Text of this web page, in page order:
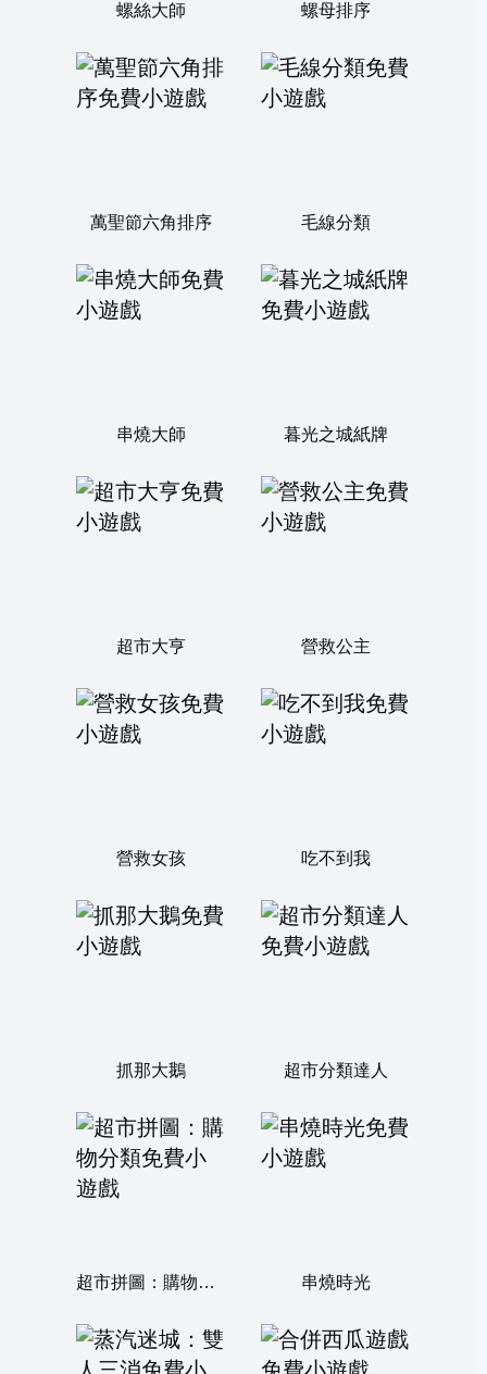
螺絲大師 螺母排序
萬聖節六角排序 毛線分類
串燒大師 暮光之城紙牌
超市大亨 營救公主
營救女孩 吃不到我
抓那大鵝 超市分類達人
超市拼圖：購物分類 串燒時光